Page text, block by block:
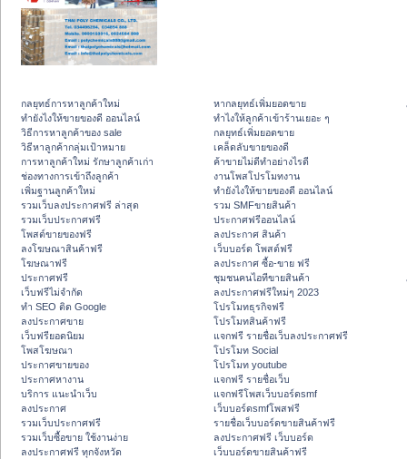
กลยุทธ์การหาลูกค้าใหม่
ทํายังไงให้ขายของดี ออนไลน์
วิธีการหาลูกค้าของ sale
วิธีหาลูกค้ากลุ่มเป้าหมาย
การหาลูกค้าใหม่ รักษาลูกค้าเก่า
ช่องทางการเข้าถึงลูกค้า
เพิ่มฐานลูกค้าใหม่
รวมเว็บลงประกาศฟรี ล่าสุด
รวมเว็บประกาศฟรี
โพสต์ขายของฟรี
ลงโฆษณาสินค้าฟรี
โฆษณาฟรี
ประกาศฟรี
เว็บฟรีไม่จำกัด
ทำ SEO ติด Google
ลงประกาศขาย
เว็บฟรียอดนิยม
โพสโฆษณา
ประกาศขายของ
ประกาศหางาน
บริการ แนะนำเว็บ
ลงประกาศ
รวมเว็บประกาศฟรี
รวมเว็บซื้อขาย ใช้งานง่าย
ลงประกาศฟรี ทุกจังหวัด
หากลยุทธ์เพิ่มยอดขาย
ทําไงให้ลูกค้าเข้าร้านเยอะ ๆ
กลยุทธ์เพิ่มยอดขาย
เคล็ดลับขายของดี
ค้าขายไม่ดีทำอย่างไรดี
งานโพสโปรโมทงาน
ทํายังไงให้ขายของดี ออนไลน์
รวม SMFขายสินค้า
ประกาศฟรีออนไลน์
ลงประกาศ สินค้า
เว็บบอร์ด โพสต์ฟรี
ลงประกาศ ซื้อ-ขาย ฟรี
ชุมชนคนไอทีขายสินค้า
ลงประกาศฟรีใหม่ๆ 2023
โปรโมทธุรกิจฟรี
โปรโมทสินค้าฟรี
แจกฟรี รายชื่อเว็บลงประกาศฟรี
โปรโมท Social
โปรโมท youtube
แจกฟรี รายชื่อเว็บ
แจกฟรีโพสเว็บบอร์ดsmf
เว็บบอร์ดsmfโพสฟรี
รายชื่อเว็บบอร์ดขายสินค้าฟรี
ลงประกาศฟรี เว็บบอร์ด
เว็บบอร์ดขายสินค้าฟรี